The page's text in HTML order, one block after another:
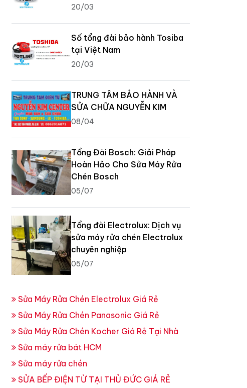
20/03
Số tổng đài bảo hành Tosiba
tại Việt Nam
20/03
TRUNG TÂM BẢO HÀNH VÀ
SỬA CHỮA NGUYỄN KIM
08/04
Tổng Đài Bosch: Giải Pháp
Hoàn Hảo Cho Sửa Máy Rửa
Chén Bosch
05/07
Tổng đài Electrolux: Dịch vụ
sửa máy rửa chén Electrolux
chuyên nghiệp
05/07
Sửa Máy Rửa Chén Electrolux Giá Rẻ
Sửa Máy Rửa Chén Panasonic Giá Rẻ
Sửa Máy Rửa Chén Kocher Giá Rẻ Tại Nhà
Sửa máy rửa bát HCM
Sửa máy rửa chén
SỬA BẾP ĐIỆN TỪ TẠI THỦ ĐỨC GIÁ RẺ